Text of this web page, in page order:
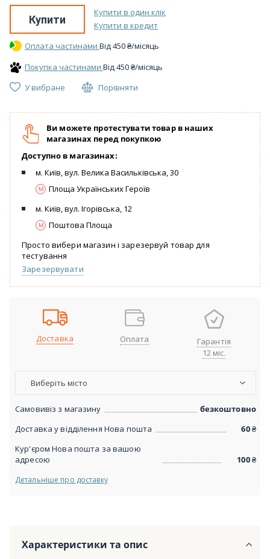
Купити
Купити в один клік
Купити в кредит
Оплата частинами Вiд450₴/місяць
Покупка частинами Вiд450₴/місяць
У вибране
Порівняти
Ви можете протестувати товар в наших
магазинах перед покупкою
Доступно в магазинах:
м. Київ, вул. Велика Васильківська, 30
Площа Українських Героїв
м. Київ, вул. Ігорівська, 12
Поштова Площа
Просто вибери магазин і зарезервуй товар для
тестування
Зарезервувати
Доставка Оплата
Гарантія
12 міс.
Виберіть місто
Самовивіз з магазину
безкоштовно
Доставка у відділення Нова пошта
60₴
Кур'єром Нова пошта за вашою
адресою
100₴
Детальніше про доставку
Характеристики та опис